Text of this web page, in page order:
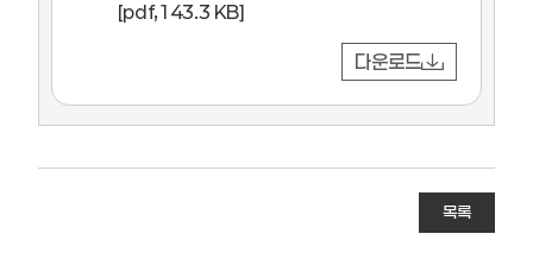
[pdf,143.3 KB]
다운로드
목록